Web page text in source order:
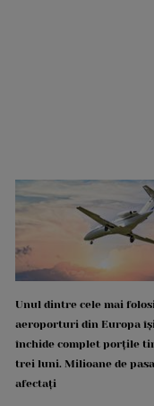
Unul dintre cele mai
aeroporturi din Europa își
închide complet porțile
trei luni. Milioane de
afectați